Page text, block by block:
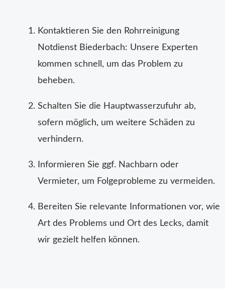
Kontaktieren Sie den Rohrreinigung
Notdienst Biederbach: Unsere Experten
kommen schnell, um das Problem zu
beheben.
Schalten Sie die Hauptwasserzufuhr ab,
sofern möglich, um weitere Schäden zu
verhindern.
Informieren Sie ggf. Nachbarn oder
Vermieter, um Folgeprobleme zu vermeiden.
Bereiten Sie relevante Informationen vor, wie
Art des Problems und Ort des Lecks, damit
wir gezielt helfen können.